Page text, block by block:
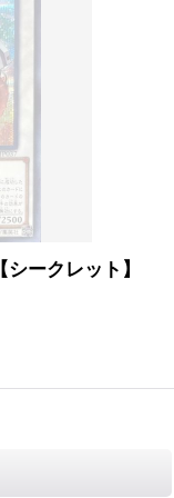
ークレット】